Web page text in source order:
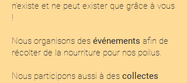
n’existe et ne peut exister que grâce à vous
!
Nous organisons des événements afin de
récolter de la nourriture pour nos poilus.
Nous participons aussi à des collectes